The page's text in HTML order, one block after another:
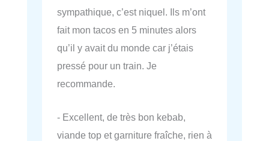
sympathique, c’est niquel. Ils m’ont
fait mon tacos en 5 minutes alors
qu’il y avait du monde car j’étais
pressé pour un train. Je
recommande.
- Excellent, de très bon kebab,
viande top et garniture fraîche, rien à